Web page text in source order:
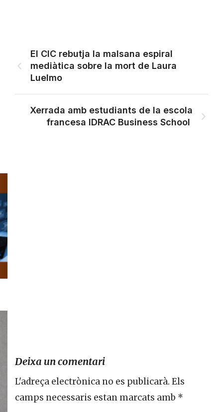
El CIC rebutja la malsana espiral
mediàtica sobre la mort de Laura
Luelmo
Xerrada amb estudiants de la escola
francesa IDRAC Business School
Deixa un comentari
L'adreça electrònica no es publicarà. Els
camps necessaris estan marcats amb *